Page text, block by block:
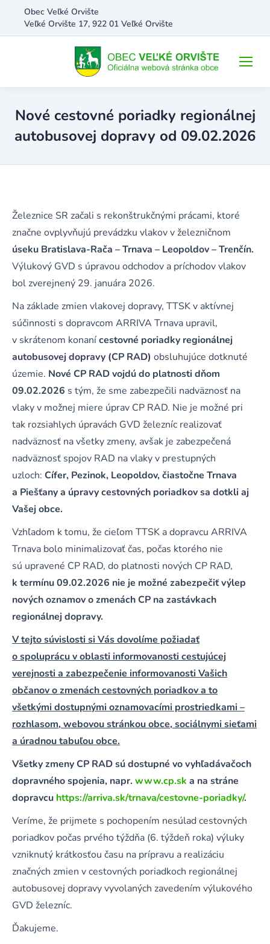
Obec Veľké Orvište
Veľké Orvište 17, 922 01 Veľké Orvište
Nové cestovné poriadky regionálnej
autobusovej dopravy od 09.02.2026
Železnice SR začali s rekonštrukčnými prácami, ktoré
značne ovplyvňujú prevádzku vlakov v železničnom
úseku Bratislava-Rača – Trnava – Leopoldov – Trenčín.
Výlukový GVD s úpravou odchodov a príchodov vlakov
bol zverejnený 29. januára 2026.
Na základe zmien vlakovej dopravy, TTSK v aktívnej
súčinnosti s dopravcom ARRIVA Trnava upravil,
v skrátenom konanícestovné poriadky regionálnej
autobusovej dopravy (CP RAD) obsluhujúce dotknuté
územie. Nové CP RAD vojdú do platnosti dňom
09.02.2026 s tým, že sme zabezpečili nadväznosť na
vlaky v možnej miere úprav CP RAD. Nie je možné pri
tak rozsiahlych úpravách GVD železníc realizovať
nadväznosť na všetky zmeny, avšak je zabezpečená
nadväznosť spojov RAD na vlaky v prestupných
uzloch: Cífer, Pezinok, Leopoldov, čiastočne Trnava
a Piešťany a úpravy cestovných poriadkov sa dotkli aj
Vašej obce.
Vzhľadom k tomu, že cieľom TTSK a dopravcu ARRIVA
Trnava bolo minimalizovať čas, počas ktorého nie
sú upravené CP RAD, do platnosti nových CP RAD,
k termínu 09.02.2026 nie je možné zabezpečiť výlep
nových oznamov o zmenách CP na zastávkach
regionálnej dopravy.
V tejto súvislosti si Vás dovolíme požiadať
o spoluprácu v oblasti informovanosti cestujúcej
verejnosti a zabezpečenie informovanosti Vašich
občanov o zmenách cestovných poriadkov a to
všetkými dostupnými oznamovacími prostriedkami –
rozhlasom, webovou stránkou obce, sociálnymi sieťami
a úradnou tabuľou obce.
Všetky zmeny CP RAD sú dostupné vo vyhľadávačoch
dopravného spojenia, napr. www.cp.sk a na stráne
dopravcu https://arriva.sk/trnava/cestovne-poriadky/.
Veríme, že prijmete s pochopením nesúlad cestovných
poriadkov počas prvého týždňa (6. týždeň roka) výluky
vzniknutý krátkosťou času na prípravu a realizáciu
značných zmien v cestovných poriadkoch regionálnej
autobusovej dopravy vyvolaných zavedením výlukového
GVD železníc.
Ďakujeme.